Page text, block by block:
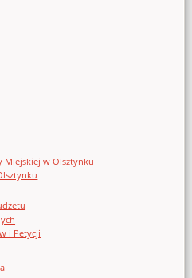
Miejskiej w Olsztynku
i Petycji